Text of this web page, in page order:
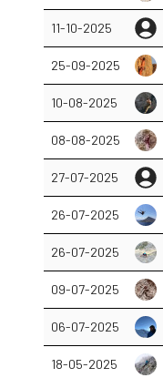
11-10-2025
25-09-2025
10-08-2025
08-08-2025
27-07-2025
26-07-2025
26-07-2025
09-07-2025
06-07-2025
18-05-2025